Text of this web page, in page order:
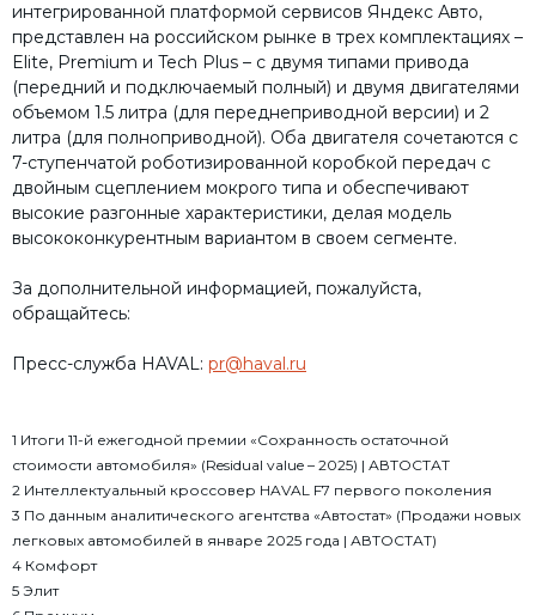
интегрированной платформой сервисов Яндекс Авто,
представлен на российском рынке в трех комплектациях –
Elite, Premium и Tech Plus – с двумя типами привода
(передний и подключаемый полный) и двумя двигателями
объемом 1.5 литра (для переднеприводной версии) и 2
литра (для полноприводной). Оба двигателя сочетаются с
7-ступенчатой роботизированной коробкой передач с
двойным сцеплением мокрого типа и обеспечивают
высокие разгонные характеристики, делая модель
высококонкурентным вариантом в своем сегменте.
За дополнительной информацией, пожалуйста,
обращайтесь:
Пресс-служба HAVAL: pr@haval.ru
1 Итоги 11-й ежегодной премии «Сохранность остаточной
стоимости автомобиля» (Residual value – 2025) | АВТОСТАТ
2 Интеллектуальный кроссовер HAVAL F7 первого поколения
3 По данным аналитического агентства «Автостат» (Продажи новых
легковых автомобилей в январе 2025 года | АВТОСТАТ)
4 Комфорт
5 Элит